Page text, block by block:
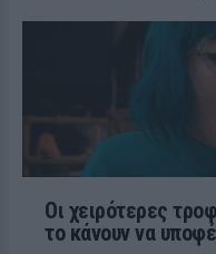
Οι χειρότερες
το κάνουν να